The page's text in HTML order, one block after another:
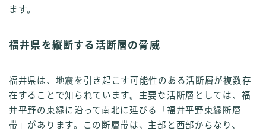
ます。
福井県を縦断する活断層の脅威
福井県は、地震を引き起こす可能性のある活断層が複数存
在することで知られています。主要な活断層としては、福
井平野の東縁に沿って南北に延びる「福井平野東縁断層
帯」があります。この断層帯は、主部と西部からなり、